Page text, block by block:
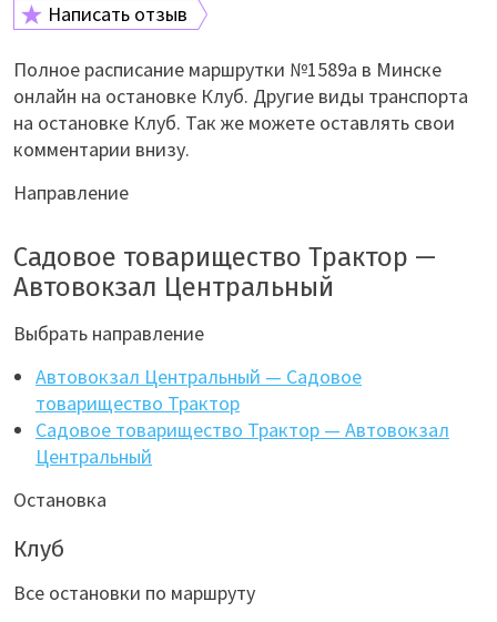
Написать отзыв
Полное расписание маршрутки №1589а в Минске
онлайн на остановке Клуб. Другие виды транспорта
на остановке Клуб. Так же можете оставлять свои
комментарии внизу.
Направление
Садовое товарищество Трактор —
Автовокзал Центральный
Выбрать направление
Автовокзал Центральный — Садовое
товарищество Трактор
Садовое товарищество Трактор — Автовокзал
Центральный
Остановка
Клуб
Все остановки по маршруту